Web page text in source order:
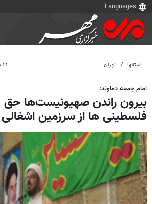
استانها تهران ۲۱ مهر ۱۴۰۲، ۱۳:۴۹
امام جمعه دماوند:
بیرون راندن صهیونیست‌ها حق
فلسطینی ها از سرزمین